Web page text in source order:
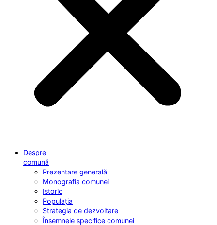
Despre
comună
Prezentare generală
Monografia comunei
Istoric
Populația
Strategia de dezvoltare
Însemnele specifice comunei